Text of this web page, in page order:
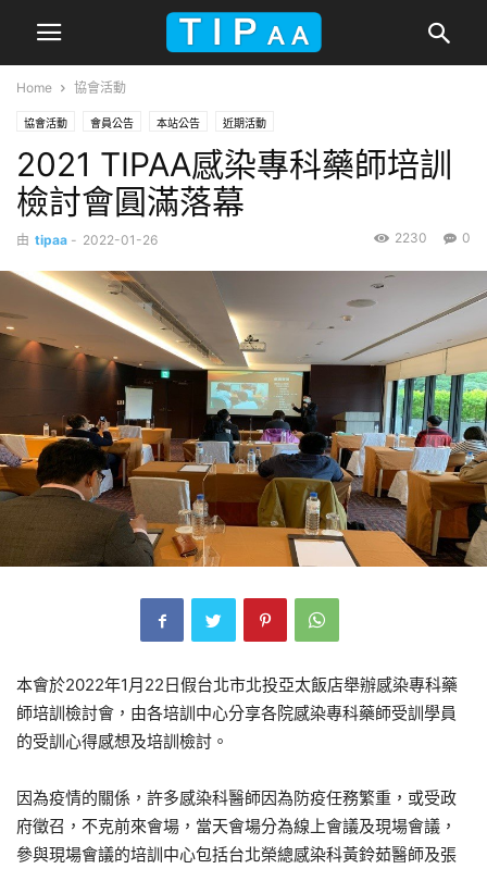
Home 協會活動
協會活動 會員公告 本站公告 近期活動
2021 TIPAA感染專科藥師培訓
檢討會圓滿落幕
由 tipaa - 2022-01-26 0
2230
本會於2022年1月22日假台北市北投亞太飯店舉辦感染專科藥
師培訓檢討會，由各培訓中心分享各院感染專科藥師受訓學員
的受訓心得感想及培訓檢討。
因為疫情的關係，許多感染科醫師因為防疫任務繁重，或受政
府徵召，不克前來會場，當天會場分為線上會議及現場會議，
參與現場會議的培訓中心包括台北榮總感染科黃鈴茹醫師及張